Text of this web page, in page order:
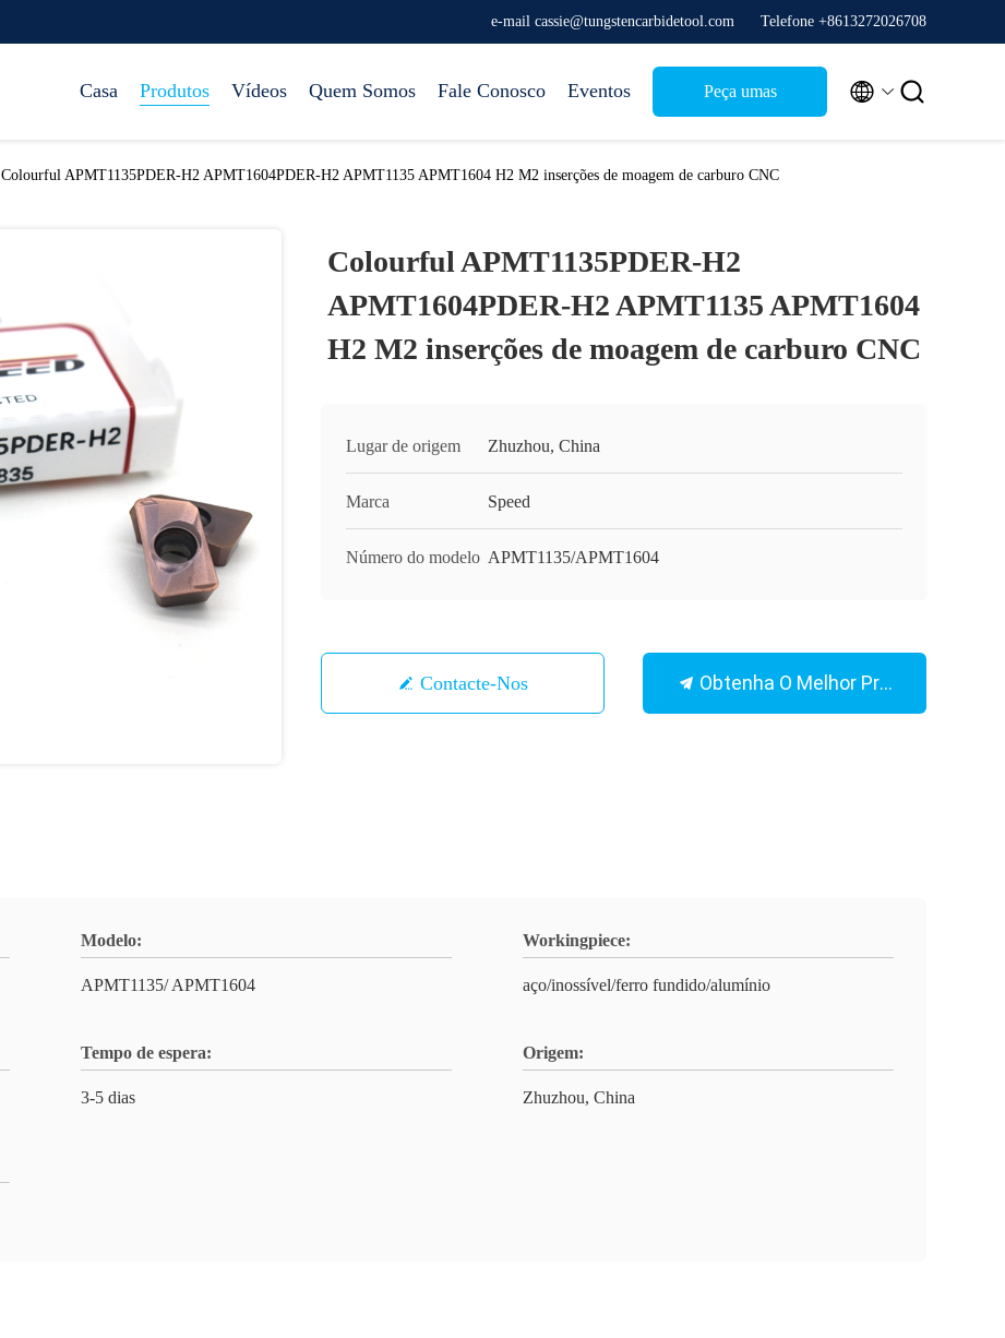
e-mail cassie@tungstencarbidetool.com Telefone +8613272026708
Casa Produtos Vídeos Quem Somos Fale Conosco Eventos Peça umas  
Colourful APMT1135PDER-H2 APMT1604PDER-H2 APMT1135 APMT1604 H2 M2 inserções de moagem de carburo CNC
Colourful APMT1135PDER-H2
APMT1604PDER-H2 APMT1135 APMT1604
H2 M2 inserções de moagem de carburo CNC
Lugar de origem Zhuzhou, China
Marca Speed
Número do modelo APMT1135/APMT1604
Contacte-Nos Obtenha O Melhor Preço
Modelo:
APMT1135/ APMT1604
Workingpiece:
aço/inossível/ferro fundido/alumínio
Tempo de espera:
3-5 dias
Origem:
Zhuzhou, China